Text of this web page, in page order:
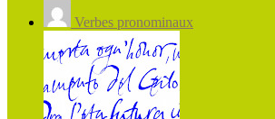
Verbes pronominaux